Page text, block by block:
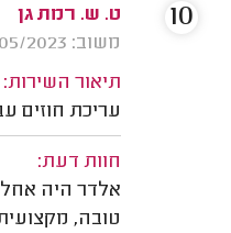
ט. ש. רמת גן
משוב: 30/05/2023
תיאור השירות:
עריכת חוזים
חוות דעת:
אלדר היה
טובה,
10